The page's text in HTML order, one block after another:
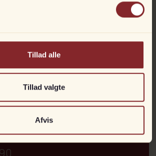
Tillad alle
Tillad valgte
Afvis
hk ELPT